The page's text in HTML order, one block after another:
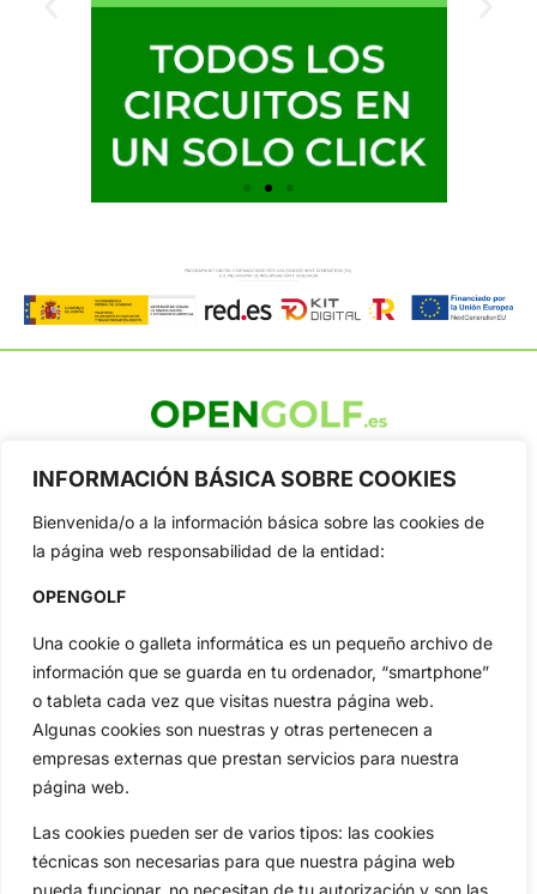
INFORMACIÓN BÁSICA SOBRE COOKIES
Bienvenida/o a la información básica sobre las cookies de
la página web responsabilidad de la entidad:
OPENGOLF
Una cookie o galleta informática es un pequeño archivo de
información que se guarda en tu ordenador, “smartphone”
o tableta cada vez que visitas nuestra página web.
Algunas cookies son nuestras y otras pertenecen a
empresas externas que prestan servicios para nuestra
página web.
Las cookies pueden ser de varios tipos: las cookies
técnicas son necesarias para que nuestra página web
profesional y amateur, resultados en directo, vídeos, noticias,
Tour...
Categorias
Inicio
Amateurs
Circuitos
Especiales
Reglas
Vídeos
De Interés
Compañía
Aviso Legal
Política de Privacidad
Política de Cookies